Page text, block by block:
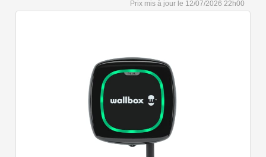
12/07/2026 22h00